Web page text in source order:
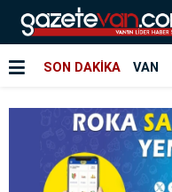
SON DAKİKA VAN